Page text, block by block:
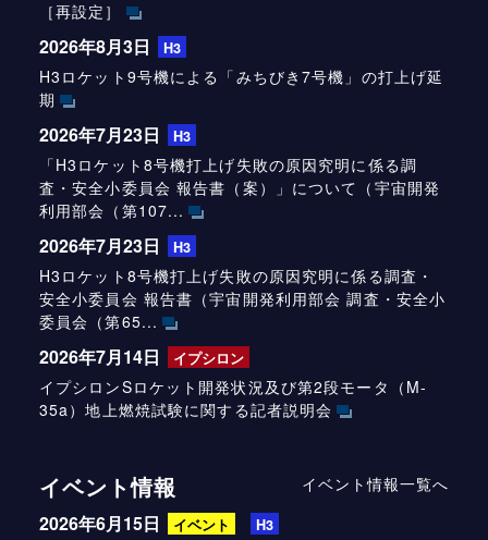
［再設定］
2026年8月3日 H3
H3ロケット9号機による「みちびき7号機」の打上げ延
期
2026年7月23日 H3
「H3ロケット8号機打上げ失敗の原因究明に係る調
査・安全小委員会 報告書（案）」について（宇宙開発
利用部会（第107...
2026年7月23日 H3
H3ロケット8号機打上げ失敗の原因究明に係る調査・
安全小委員会 報告書（宇宙開発利用部会 調査・安全小
委員会（第65...
2026年7月14日 イプシロン
イプシロンSロケット開発状況及び第2段モータ（M-
35a）地上燃焼試験に関する記者説明会
イベント情報 イベント情報一覧へ
2026年6月15日 イベント H3